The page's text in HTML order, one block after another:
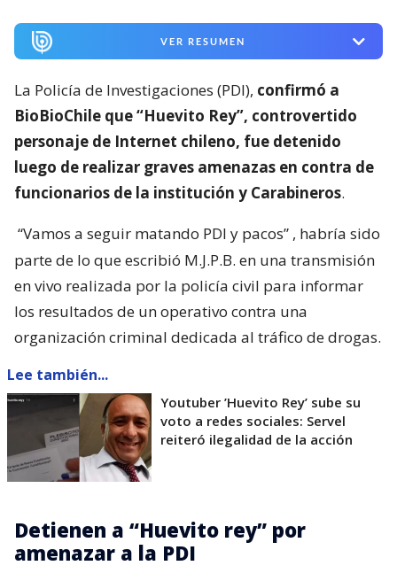
VER RESUMEN
La Policía de Investigaciones (PDI), confirmó a
BioBioChile que “Huevito Rey”, controvertido
personaje de Internet chileno, fue detenido
luego de realizar graves amenazas en contra de
funcionarios de la institución y Carabineros.
“Vamos a seguir matando PDI y pacos” , habría sido
parte de lo que escribió M.J.P.B. en una transmisión
en vivo realizada por la policía civil para informar
los resultados de un operativo contra una
organización criminal dedicada al tráfico de drogas.
Lee también...
Youtuber ’Huevito Rey’ sube su
voto a redes sociales: Servel
reiteró ilegalidad de la acción
Detienen a “Huevito rey” por
amenazar a la PDI